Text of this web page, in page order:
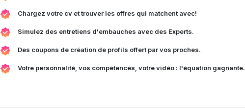
Chargez votre cv et trouver les offres qui matchent avec!
Simulez des entretiens d'embauches avec des Experts.
Des coupons de création de profils offert par vos proches.
Votre personnalité, vos compétences, votre vidéo : l'équation gagnante.